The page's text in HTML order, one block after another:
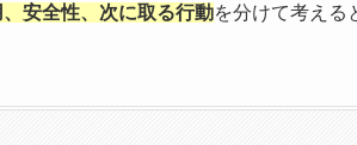
安全性、次に取る行動を分けて考える